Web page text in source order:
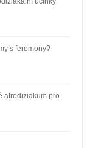
s feromony?
afrodiziakum pro